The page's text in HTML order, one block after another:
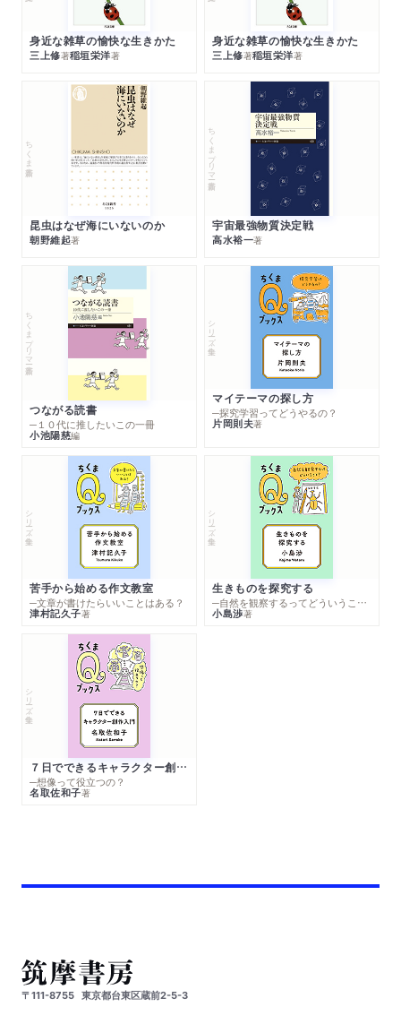
身近な雑草の愉快な生きかた
三上修著稲垣栄洋著
身近な雑草の愉快な生きかた
三上修著稲垣栄洋著
ちくま新書
昆虫はなぜ海にいないのか
朝野維起著
ちくまプリマー新書
宇宙最強物質決定戦
高水裕一著
ちくまプリマー新書
つながる読書
─１０代に推したいこの一冊
小池陽慈編
シリーズ・全集
マイテーマの探し方
─探究学習ってどうやるの？
片岡則夫著
シリーズ・全集
苦手から始める作文教室
─文章が書けたらいいことはある？
津村記久子著
シリーズ・全集
生きものを探究する
─自然を観察するってどういうこと？
小島渉著
シリーズ・全集
７日でできるキャラクター創作入門
─想像って役立つの？
名取佐和子著
〒111-8755 東京都台東区蔵前2-5-3